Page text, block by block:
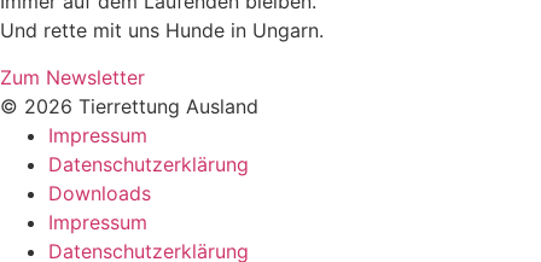
Und rette mit uns Hunde in Ungarn.
Zum Newsletter
© 2026 Tierrettung Ausland
Impressum
Datenschutzerklärung
Downloads
Impressum
Datenschutzerklärung